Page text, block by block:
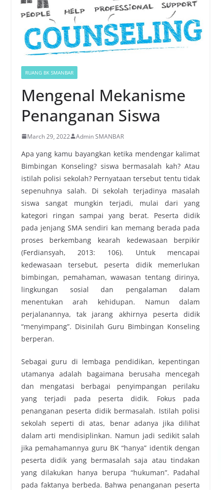
RUANG BK SMANBAR
Mengenal Mekanisme
Penanganan Siswa
March 29, 2022 Admin SMANBAR
Apa yang kamu bayangkan ketika mendengar kalimat
Bimbingan Konseling? siswa bermasalah kah? Atau
istilah polisi sekolah? Pernyataan tersebut tentu tidak
sepenuhnya salah. Di sekolah terjadinya masalah
siswa sangat mungkin terjadi, mulai dari yang
kategori ringan sampai yang berat. Peserta didik
pada jenjang SMA sendiri kan memang berada pada
proses berkembang kearah kedewasaan berpikir
(Ferdiansyah, 2013: 106). Untuk mencapai
kedewasaan tersebut, peserta didik memerlukan
bimbingan, pemahaman, wawasan tentang dirinya,
lingkungan sosial dan pengalaman dalam
menentukan arah kehidupan. Namun dalam
perjalanannya, tak jarang akhirnya peserta didik
“menyimpang”. Disinilah Guru Bimbingan Konseling
berperan.
Sebagai guru di lembaga pendidikan, kepentingan
utamanya adalah bagaimana berusaha mencegah
dan mengatasi berbagai penyimpangan perilaku
yang terjadi pada peserta didik. Fokus pada
penanganan peserta didik bermasalah. Istilah polisi
sekolah seperti di atas, benar adanya jika dilihat
dalam arti mendisiplinkan. Namun jadi sedikit salah
jika pemahamannya guru BK “hanya” identik dengan
peserta didik yang bermasalah saja atau tindakan
yang dilakukan hanya berupa “hukuman”. Padahal
pada faktanya berbeda. Bahwa penanganan peserta